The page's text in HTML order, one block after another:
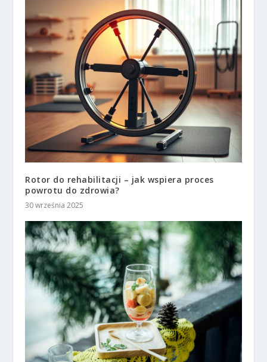
Rotor do rehabilitacji – jak wspiera proces
powrotu do zdrowia?
30 września 2025